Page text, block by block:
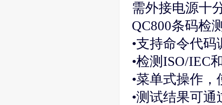
需外接电源十
QC800条码检
•支持命令代码
•检测ISO/IEC
•菜单式操作，
•测试结果可